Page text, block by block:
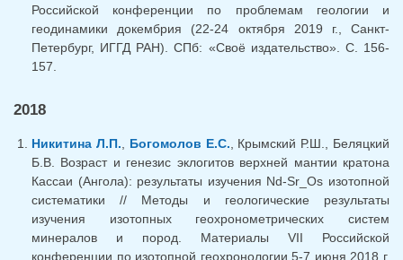
Российской конференции по проблемам геологии и
геодинамики докембрия (22-24 октября 2019 г., Санкт-
Петербург, ИГГД РАН). СПб: «Своё издательство». С. 156-
157.
2018
Никитина Л.П. Богомолов Е.С. , Крымский Р.Ш., Беляцкий
Б.В. Возраст и генезис эклогитов верхней мантии кратона
Кассаи (Ангола): результаты изучения Nd-Sr_Os изотопной
систематики // Методы и геологические результаты
изучения изотопных геохронометрических систем
минералов и пород. Материалы VII Российской
конференции по изотопной геохронологии 5-7 июня 2018 г.